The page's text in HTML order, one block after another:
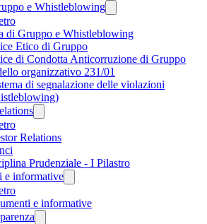
e Whistleblowing
di Gruppo e Whistleblowing
Etico di Gruppo
di Condotta Anticorruzione di Gruppo
organizzativo 231/01
di segnalazione delle violazioni
Relations
Prudenziale - I Pilastro
e informative
e informative